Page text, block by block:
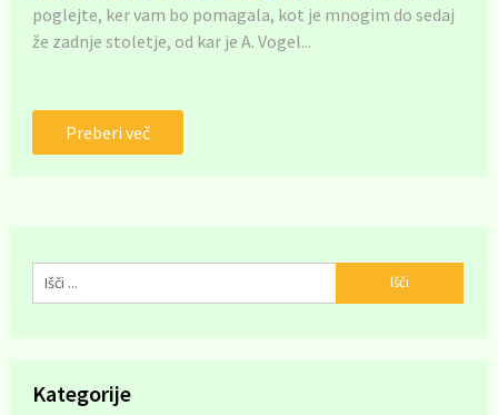
poglejte, ker vam bo pomagala, kot je mnogim do sedaj
že zadnje stoletje, od kar je A. Vogel...
Preberi več
Kategorije